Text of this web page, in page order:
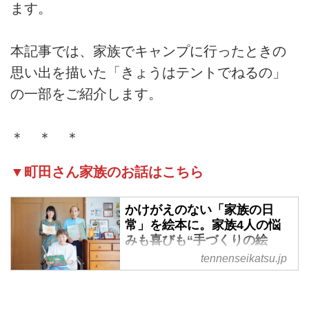
ます。
本記事では、家族でキャンプに行ったときの
思い出を描いた「きょうはテントでねるの」
の一部をご紹介します。
＊ ＊ ＊
▼町田さん家族のお話はこちら
かけがえのない「家族の日
常」を絵本に。家族4人の悩
みも喜びも“手づくりの絵
本”に込めて半世紀。愛で紡ぐ
小さな幸せの物語／まちだフ
tennenseikatsu.jp